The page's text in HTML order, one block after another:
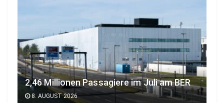
2,46 Millionen Passagiere im Juli am BER
8. AUGUST 2026